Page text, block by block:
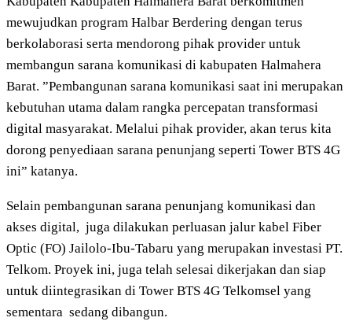
mewujudkan program Halbar Berdering dengan terus
berkolaborasi serta mendorong pihak provider untuk
membangun sarana komunikasi di kabupaten Halmahera
Barat. ”Pembangunan sarana komunikasi saat ini merupakan
kebutuhan utama dalam rangka percepatan transformasi
digital masyarakat. Melalui pihak provider, akan terus kita
dorong penyediaan sarana penunjang seperti Tower BTS 4G
ini” katanya.
Selain pembangunan sarana penunjang komunikasi dan
akses digital, juga dilakukan perluasan jalur kabel Fiber
Optic (FO) Jailolo-Ibu-Tabaru yang merupakan investasi PT.
Telkom. Proyek ini, juga telah selesai dikerjakan dan siap
untuk diintegrasikan di Tower BTS 4G Telkomsel yang
sementara sedang dibangun.